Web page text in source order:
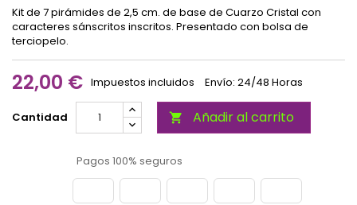
Kit de 7 pirámides de 2,5 cm. de base de Cuarzo Cristal con
caracteres sánscritos inscritos. Presentado con bolsa de
terciopelo.
22,00 € Impuestos incluidos Envío: 24/48 Horas
Cantidad  Añadir al carrito
Pagos 100% seguros